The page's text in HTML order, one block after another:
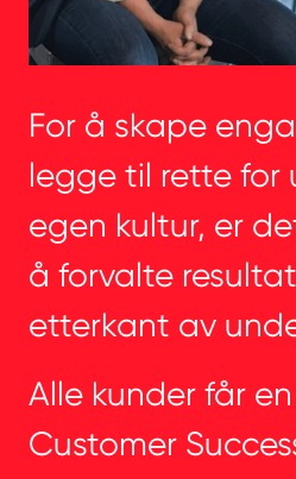
For å skape
legge til rette for
egen kultur, er
å forvalte
etterkant av
Alle kunder får
Customer